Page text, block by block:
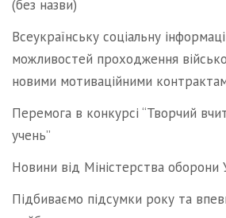
(без назви)
Всеукраїнську соціальну
можливостей проходження
новими мотиваційними
Перемога в конкурсі “Творчий
учень”
Новини від Міністерства оборони
Підбиваємо підсумки року та